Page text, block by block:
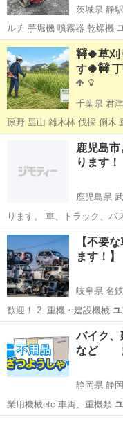
茨城県 静駅
ルチ 芋堀機 噴霧器 乾燥機
…茨城 常陸大宮市 静
🚧🍀草刈
す🍀🚧
千葉県 君
原野 里山 雑木林 伐採 倒木
地管理…
君津市 君津駅
鹿児島
ります！
鹿児島県
ります。 車、トラック、バ
クリフトなどなど買…
鹿児島 鹿児島市 武之
【不要
ます！】
岐阜県 名
ー、ブ…
名鉄
バイク、
など ま
静岡県 静
業用機械etc 車両、重機類
オーク…